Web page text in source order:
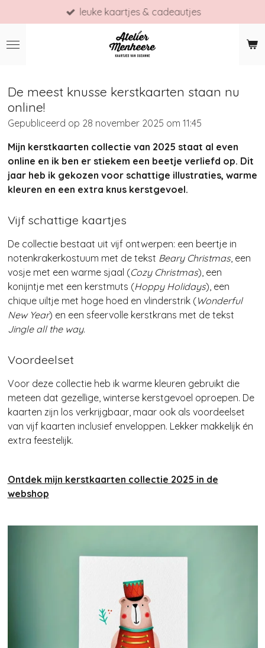
direct
naar
leuke kaartjes & cadeautjes
De meest knusse kerstkaarten staan nu
online!
Gepubliceerd op 28 november 2025 om 11:45
Mijn kerstkaarten collectie van 2025 staat al even
online en ik ben er stiekem een beetje verliefd op. Dit
jaar heb ik gekozen voor schattige illustraties, warme
kleuren en een extra knus kerstgevoel.
Vijf schattige kaartjes
De collectie bestaat uit vijf ontwerpen: een beertje in
notenkrakerkostuum met de tekst Beary Christmas, een
vosje met een warme sjaal (Cozy Christmas), een
konijntje met een kerstmuts (Hoppy Holidays), een
chique uiltje met hoge hoed en vlinderstrik (Wonderful
New Year) en een sfeervolle kerstkrans met de tekst
Jingle all the way.
Voordeelset
Voor deze collectie heb ik warme kleuren gebruikt die
meteen dat gezellige, winterse kerstgevoel oproepen. De
kaarten zijn los verkrijgbaar, maar ook als voordeelset
van vijf kaarten inclusief enveloppen. Lekker makkelijk én
extra feestelijk.
Ontdek mijn kerstkaarten collectie 2025 in de
webshop